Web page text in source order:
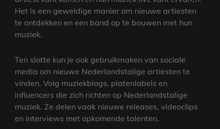
Het is een geweldige manier om nieuwe artiesten
te ontdekken en een band op te bouwen met hun
muziek.
Ten slotte kun je ook gebruikmaken van sociale
media om nieuwe Nederlandstalige artiesten te
vinden. Volg muziekblogs, platenlabels en
influencers die zich richten op Nederlandstalige
muziek. Ze delen vaak nieuwe releases, videoclips
en interviews met opkomende talenten.